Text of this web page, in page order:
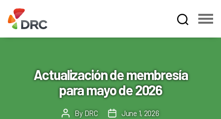
Dispute
Resolution
Corporation
Actualización de membresía
para mayo de 2026
PostBy DRC
PostJune 1, 2026